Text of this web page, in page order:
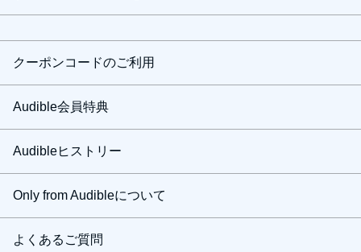
クーポンコードのご利用
Audible会員特典
Audibleヒストリー
Only from Audibleについて
よくあるご質問